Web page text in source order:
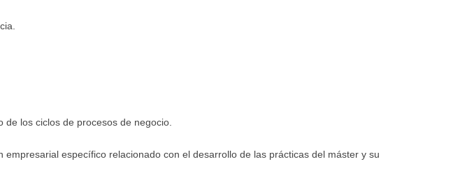
los ciclos de procesos de negocio.
específico relacionado con el desarrollo de las prácticas del máster y su